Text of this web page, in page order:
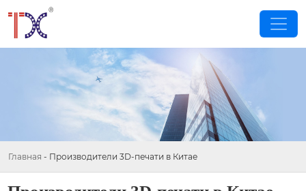
Главная - Производители 3D-печати в Китае